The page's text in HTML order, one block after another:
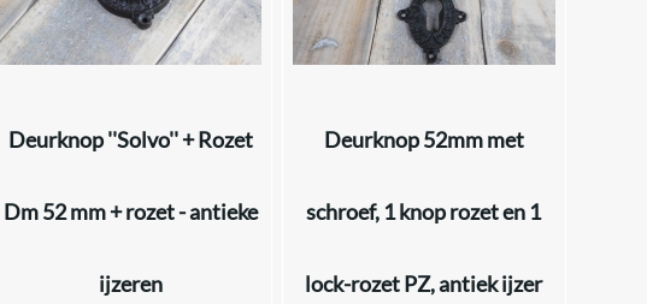
Deurknop ''Solvo'' + Rozet
Dm 52 mm + rozet - antieke
ijzeren
Deurknop 52mm met
schroef, 1 knop rozet en 1
lock-rozet PZ, antiek ijzer